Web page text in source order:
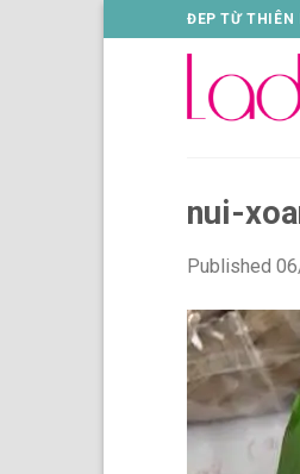
to
ĐEP TỪ THIÊN
nui-
Published